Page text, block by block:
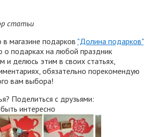
статьи
магазине подарков "Долина подарков"
о подарках на любой праздник
и делюсь этим в своих статьях,
обязательно порекомендую
вам выбора!
Поделиться с друзьями:
интересно